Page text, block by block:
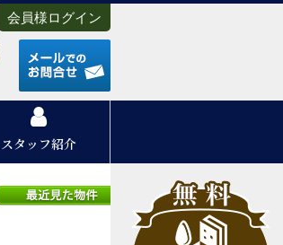
会員様ログイン
スタッフ紹介